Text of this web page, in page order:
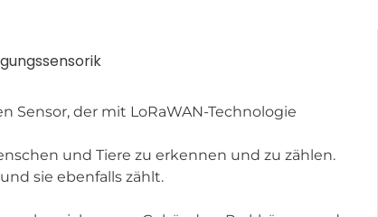
Sensor, der mit LoRaWAN-Technologie
und Tiere zu erkennen und zu zählen.
sie ebenfalls zählt.